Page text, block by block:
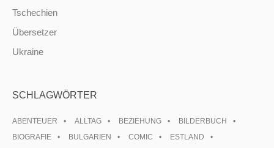
Tschechien
Übersetzer
Ukraine
SCHLAGWÖRTER
ABENTEUER ALLTAG BEZIEHUNG
BILDERBUCH
BIOGRAFIE
BULGARIEN COMIC
ESTLAND